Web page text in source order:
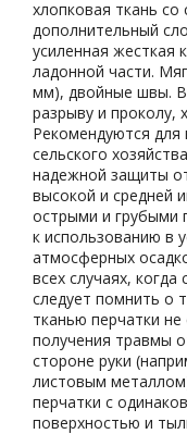
хлопковая ткань
дополнительный
усиленная жесткая
ладонной части.
мм), двойные швы.
разрыву и проколу,
Рекомендуются
сельского
надежной защиты
высокой и средней
острыми и грубыми
к использованию в
атмосферных
всех случаях, когда
следует помнить о
тканью перчатки
получения травмы
стороне руки
листовым
перчатки с
поверхностью и